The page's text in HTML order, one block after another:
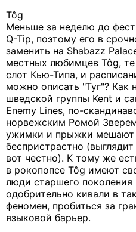
Tôg
Меньше за неделю до
Q-Tip, поэтому его в
заменить на Shabazz
местных любимцев Tôg,
слот Кью-Типа, и
можно описать "Туг"? Как
шведской группы Kent и
Enemy Lines, по-
норвежским Ромой
ужимки и прыжки мешают
беспристрастно
вот честно). К тому же
в рокопопсе Tôg имеют
люди старшего
одобрительно кивали в
феномен, пробиться за
языковой барьер.